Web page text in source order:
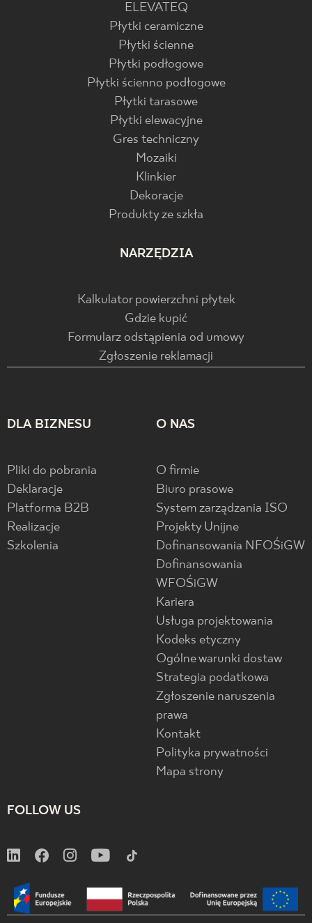
ELEVATEQ
Płytki ceramiczne
Płytki ścienne
Płytki podłogowe
Płytki ścienno podłogowe
Płytki tarasowe
Płytki elewacyjne
Gres techniczny
Mozaiki
Klinkier
Dekoracje
Produkty ze szkła
NARZĘDZIA
Kalkulator powierzchni płytek
Gdzie kupić
Formularz odstąpienia od umowy
Zgłoszenie reklamacji
DLA BIZNESU
Pliki do pobrania
Deklaracje
Platforma B2B
Realizacje
Szkolenia
O NAS
O firmie
Biuro prasowe
System zarządzania ISO
Projekty Unijne
Dofinansowania NFOŚiGW
Dofinansowania
WFOŚiGW
Kariera
Usługa projektowania
Kodeks etyczny
Ogólne warunki dostaw
Strategia podatkowa
Zgłoszenie naruszenia
prawa
Kontakt
Polityka prywatności
Mapa strony
FOLLOW US